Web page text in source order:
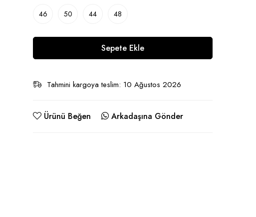
46 50 44 48
Sepete Ekle
Tahmini kargoya teslim: 10 Ağustos 2026
Ürünü Beğen Arkadaşına Gönder